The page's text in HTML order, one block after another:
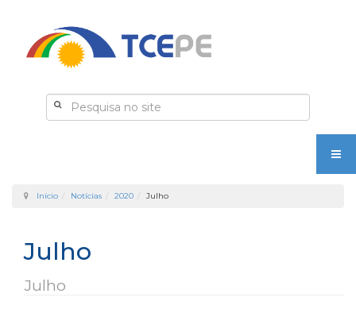
Início Notícias 2020 Julho
Julho
Julho